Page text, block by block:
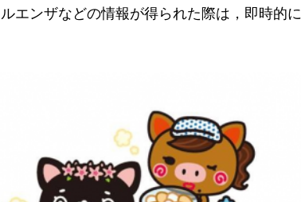
エンザなどの情報が得られた際は，即時的に